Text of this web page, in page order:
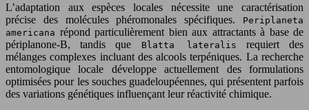
L’adaptation aux espèces locales nécessite une caractérisation
précise des molécules phéromonales spécifiques.
Periplaneta
americana répond particulièrement bien aux attractants à base de
périplanone-B, tandis que
Blatta lateralis
requiert des
mélanges complexes incluant des alcools terpéniques. La recherche
entomologique locale développe actuellement des formulations
optimisées pour les souches guadeloupéennes, qui présentent parfois
des variations génétiques influençant leur réactivité chimique.